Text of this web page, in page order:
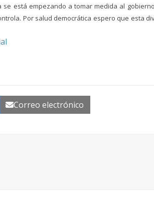
está empezando a tomar medida al
Por salud democrática espero que esta
Correo electrónico